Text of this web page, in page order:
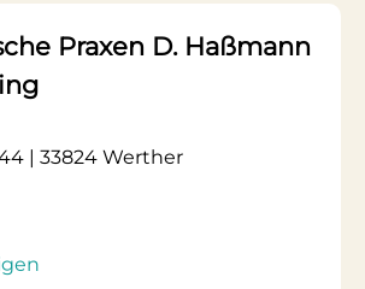
Praxen D. Haßmann
| 33824 Werther